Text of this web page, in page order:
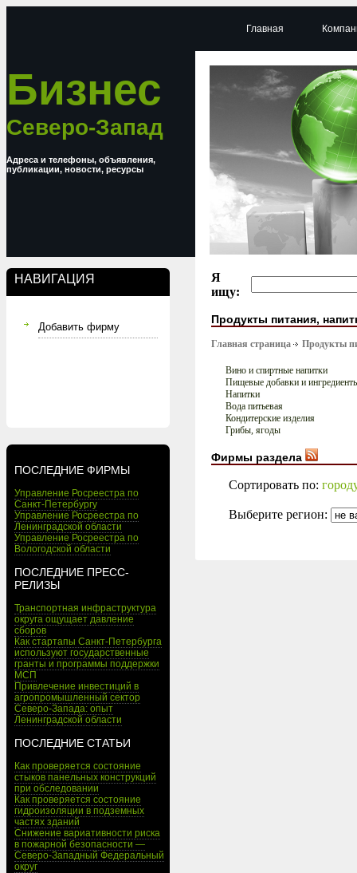
Бизнес
Северо-Запад
Адреса и телефоны, объявления,
публикации, новости, ресурсы
НАВИГАЦИЯ
Добавить фирму
ПОСЛЕДНИЕ ФИРМЫ
Управление Росреестра по
Санкт-Петербургу
Управление Росреестра по
Ленинградской области
Управление Росреестра по
Вологодской области
ПОСЛЕДНИЕ ПРЕСС-
РЕЛИЗЫ
Транспортная инфраструктура
округа ощущает давление
сборов
Как стартапы Санкт-Петербурга
используют государственные
гранты и программы поддержки
МСП
Привлечение инвестиций в
агропромышленный сектор
Северо-Запада: опыт
Ленинградской области
ПОСЛЕДНИЕ СТАТЬИ
Как проверяется состояние
стыков панельных конструкций
при обследовании
Как проверяется состояние
гидроизоляции в подземных
частях зданий
Снижение вариативности риска
в пожарной безопасности —
Северо-Западный Федеральный
округ
Главная
Я
ищу:
Продукты питания,
Главная страница Продукты
Вино и спиртные напитки
Пищевые добавки и
Напитки
Вода питьевая
Кондитерские изделия
Грибы, ягоды
Фирмы раздела
Сортировать по:
Выберите регион: